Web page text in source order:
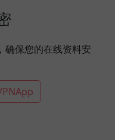
确保您的在线资料安